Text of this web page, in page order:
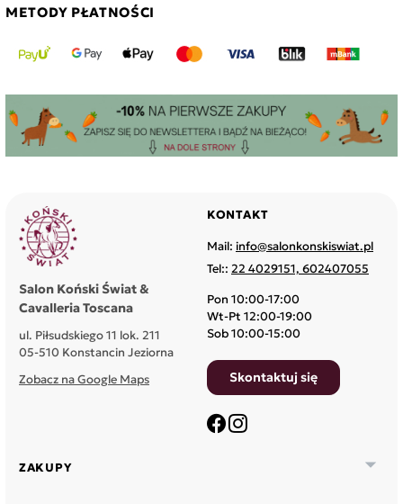
METODY PŁATNOŚCI
Salon Koński Świat &
Cavalleria Toscana
ul. Piłsudskiego 11 lok. 211
05-510 Konstancin Jeziorna
Zobacz na Google Maps
ZAKUPY

KONTAKT
Mail: info@salonkonskiswiat.pl
Tel:: 22 4029151, 602407055
Pon 10:00-17:00
Wt-Pt 12:00-19:00
Sob 10:00-15:00
Skontaktuj się